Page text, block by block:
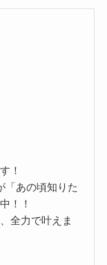
！
「あの頃知りた
！！
全力で叶えま